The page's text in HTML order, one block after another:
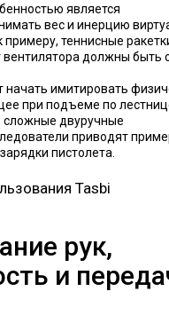
является
вес и инерцию
примеру, теннисные
вентилятора должны быть
начать имитировать
при подъеме по
двуручные
приводят
пистолета.
рук,
и